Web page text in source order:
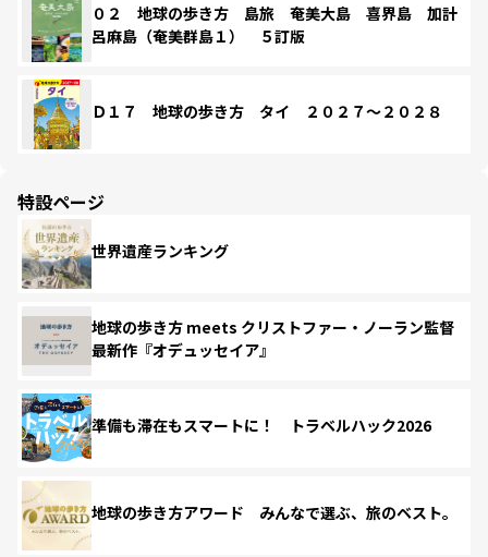
０２ 地球の歩き方 島旅 奄美大島 喜界島 加計
呂麻島（奄美群島１） ５訂版
Ｄ１７ 地球の歩き方 タイ ２０２７～２０２８
特設ページ
世界遺産ランキング
地球の歩き方 meets クリストファー・ノーラン監督
最新作『オデュッセイア』
準備も滞在もスマートに！ トラベルハック2026
地球の歩き方アワード みんなで選ぶ、旅のベスト。